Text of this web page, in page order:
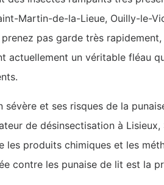
Martin-de-la-Lieue, Ouilly-le-
pas garde très
actuellement un véritable fléau
sévère et ses risques de la
de désinsectisation à
les produits chimiques et les
contre les punaise de lit est la